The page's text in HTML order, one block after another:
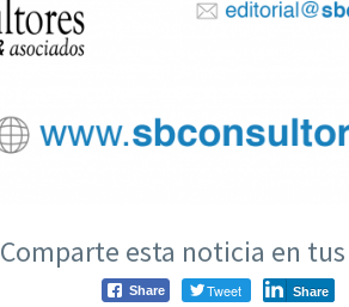
Comparte esta noticia en
Share Tweet Share